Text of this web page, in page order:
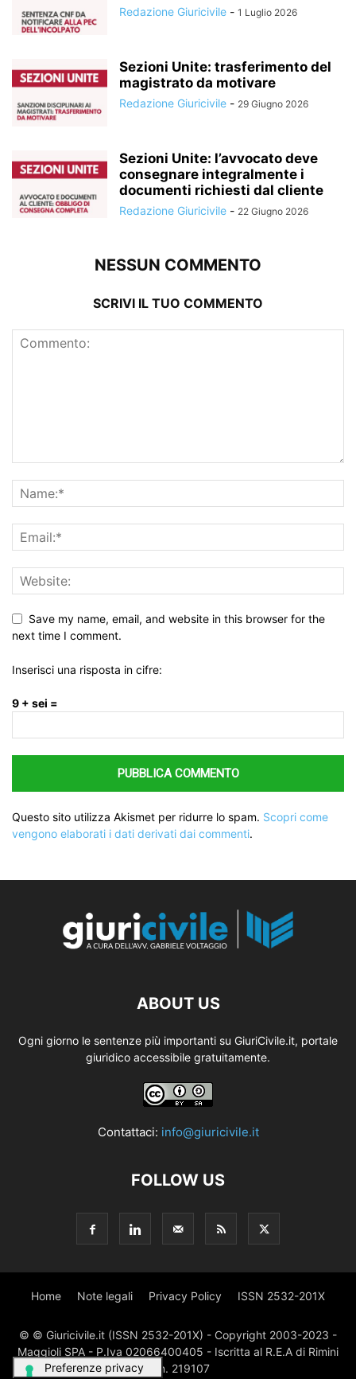
Redazione Giuricivile - 1 Luglio 2026
Sezioni Unite: trasferimento del
magistrato da motivare
Redazione Giuricivile - 29 Giugno 2026
Sezioni Unite: l’avvocato deve
consegnare integralmente i
documenti richiesti dal cliente
Redazione Giuricivile - 22 Giugno 2026
NESSUN COMMENTO
SCRIVI IL TUO COMMENTO
Save my name, email, and website in this browser for the
next time I comment.
Inserisci una risposta in cifre:
9 + sei =
Questo sito utilizza Akismet per ridurre lo spam. Scopri come
vengono elaborati i dati derivati dai commenti.
ABOUT US
Ogni giorno le sentenze più importanti su GiuriCivile.it, portale
giuridico accessibile gratuitamente.
Contattaci: info@giuricivile.it
FOLLOW US
Home Note legali Privacy Policy ISSN 2532-201X
© © Giuricivile.it (ISSN 2532-201X) - Copyright 2003-2023 -
Maggioli SPA - P.Iva 02066400405 - Iscritta al R.E.A di Rimini
al n. 219107